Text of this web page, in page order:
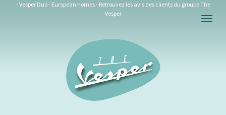
- Vesper Duo - European homes - Retrouvez les avis des clients du groupe The
Vesper